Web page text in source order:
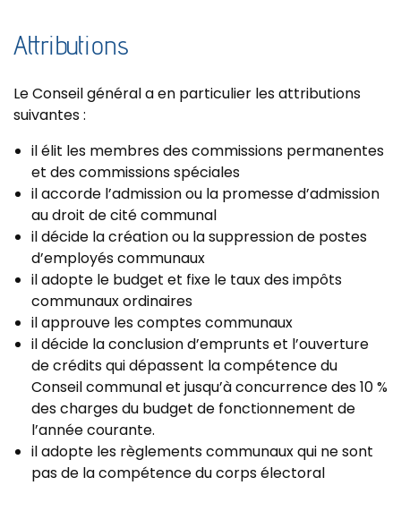
Attributions
Le Conseil général a en particulier les attributions
suivantes :
il élit les membres des commissions permanentes
et des commissions spéciales
il accorde l’admission ou la promesse d’admission
au droit de cité communal
il décide la création ou la suppression de postes
d’employés communaux
il adopte le budget et fixe le taux des impôts
communaux ordinaires
il approuve les comptes communaux
il décide la conclusion d’emprunts et l’ouverture
de crédits qui dépassent la compétence du
Conseil communal et jusqu’à concurrence des 10 %
des charges du budget de fonctionnement de
l’année courante.
il adopte les règlements communaux qui ne sont
pas de la compétence du corps électoral